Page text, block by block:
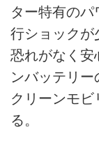
ター特有の
行ショックが
恐れがなく安
ンバッテリ
クリーンモ
る。